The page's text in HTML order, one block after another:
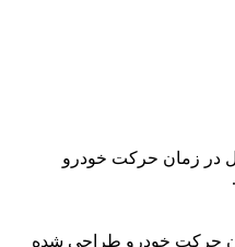
در زمان حرکت خودرو
حرکت خودرو طراحی شده